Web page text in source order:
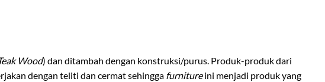
Wood) dan ditambah dengan konstruksi/purus. Produk-produk dari
dengan teliti dan cermat sehingga furnitureini menjadi produk yang